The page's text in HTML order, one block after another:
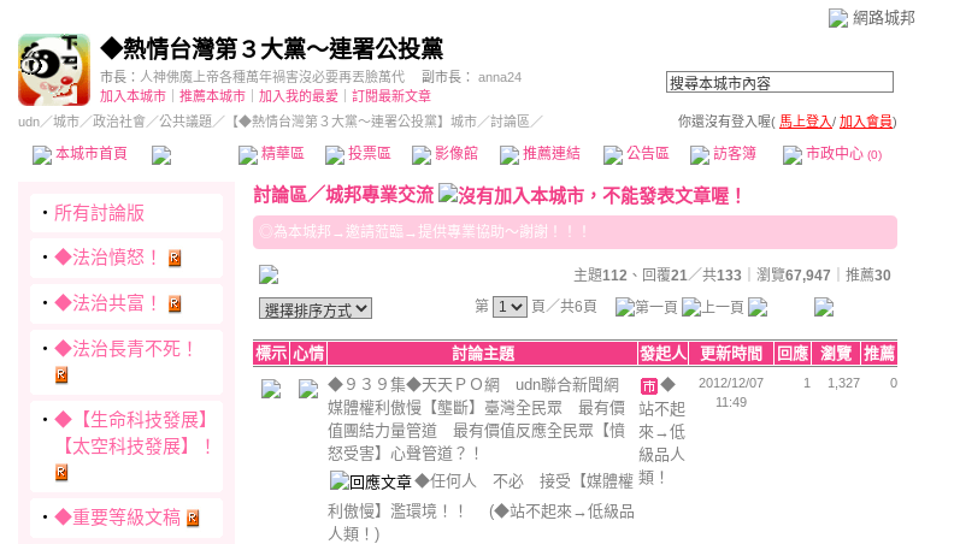
網路城邦
◆熱情台灣第３大黨～連署公投黨
市長： 人神佛魔上帝各種萬年禍害沒必要再丟臉萬代 副市長：
anna24
加入本城市
推薦本城市 加入我的最愛
訂閱最新文章
udn／城市／政治社會 ／公共議題 ／ 【◆熱情台灣第３大黨～連署公投黨】城市／討論區／ 你還沒有登入喔( 馬上登入/ 加入會員)
本城市首頁 精華區 投票區 影像館 推薦連結 公告區 訪客簿 市政中心 (0)
‧ 所有討論版
‧ ◆法治憤怒！
‧ ◆法治共富！
‧ ◆法治長青不死！
‧ ◆【生命科技發展】
【太空科技發展】！
‧ ◆重要等級文稿
討論區／城邦專業交流
◎為本城邦→邀請蒞臨→提供專業協助～謝謝！！！
主題112 、回覆21／共133 ｜瀏覽67,947 ｜推薦30
第
頁／共6頁
標示 心情 討論主題 發起人 更新時間 回應 瀏覽
推薦
◆９３９集◆天天ＰＯ網 udn聯合新聞網
媒體權利傲慢【壟斷】臺灣全民眾 最有價
值團結力量管道 最有價值反應全民眾【憤
怒受害】心聲管道？！
◆任何人 不必 接受【媒體權
利傲慢】濫環境！！ (◆站不起來→低級品
人類！)
◆
站不起
來→低
級品人
類！
2012/12/07
11:49
1 1,327 0